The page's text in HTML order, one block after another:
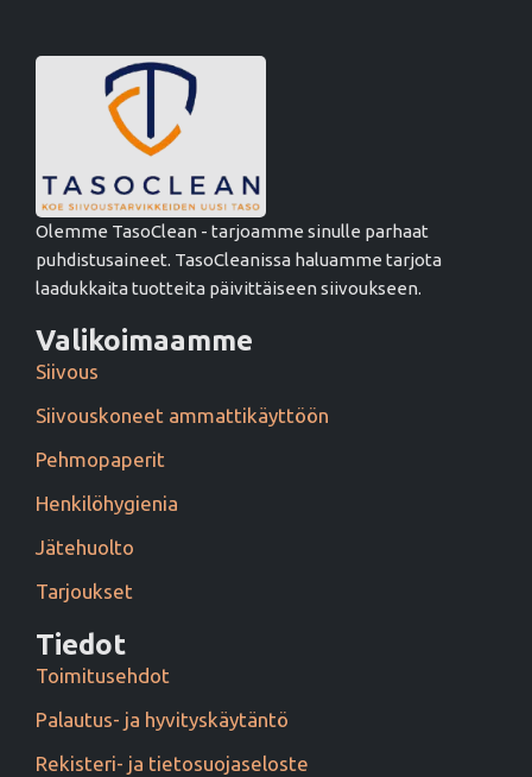
Olemme TasoClean - tarjoamme sinulle parhaat
puhdistusaineet. TasoCleanissa haluamme tarjota
laadukkaita tuotteita päivittäiseen siivoukseen.
Valikoimaamme
Siivous
Siivouskoneet ammattikäyttöön
Pehmopaperit
Henkilöhygienia
Jätehuolto
Tarjoukset
Tiedot
Toimitusehdot
Palautus- ja hyvityskäytäntö
Rekisteri- ja tietosuojaseloste